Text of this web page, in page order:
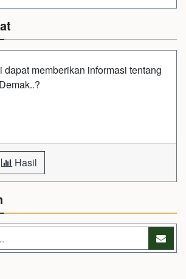
dapat memberikan informasi tentang
Hasil